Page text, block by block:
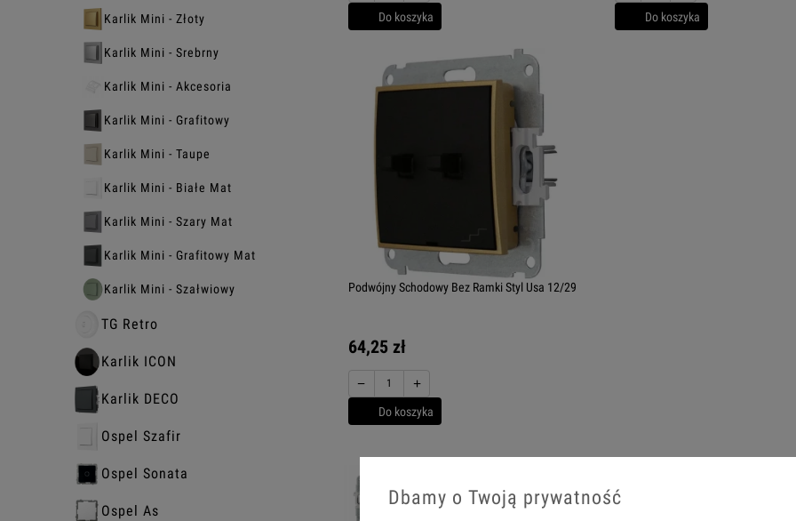
Karlik Mini - Złoty
Karlik Mini - Srebrny
Karlik Mini - Akcesoria
Karlik Mini - Grafitowy
Karlik Mini - Taupe
Karlik Mini - Białe Mat
Karlik Mini - Szary Mat
Karlik Mini - Grafitowy Mat
Karlik Mini - Szałwiowy
TG Retro
Karlik ICON
Karlik DECO
Ospel Szafir
Ospel Sonata
Ospel As
Do koszyka Do koszyka
Podwójny Schodowy Bez Ramki Styl Usa 12/29
64,25 zł
− +
Do koszyka
Włączniki
Dbamy o Twoją prywatność